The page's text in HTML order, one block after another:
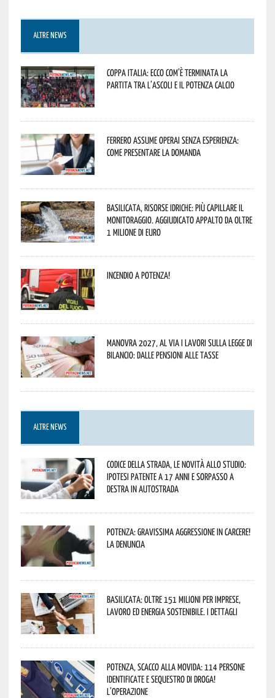
ALTRE NEWS
Coppa Italia: ecco com’è terminata la
partita tra l’Ascoli e il Potenza Calcio
Ferrero assume operai senza esperienza:
come presentare la domanda
Basilicata, Risorse idriche: più capillare il
monitoraggio. Aggiudicato appalto da oltre
1 milione di euro
Incendio a Potenza!
Manovra 2027, al via i lavori sulla Legge di
Bilancio: dalle pensioni alle tasse
ALTRE NEWS
Codice della strada, le novità allo studio:
ipotesi patente a 17 anni e sorpasso a
destra in autostrada
Potenza: gravissima aggressione in Carcere!
La denuncia
Basilicata: oltre 151 milioni per imprese,
lavoro ed energia sostenibile. I dettagli
Potenza, scacco alla movida: 114 persone
identificate e sequestro di droga!
L’operazione